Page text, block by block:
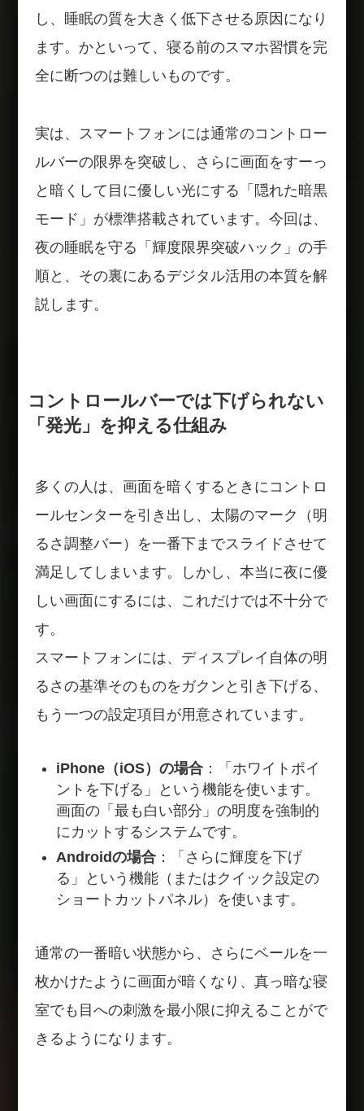
し、睡眠の質を大きく低下させる原因になり
ます。かといって、寝る前のスマホ習慣を完
全に断つのは難しいものです。
実は、スマートフォンには通常のコントロー
ルバーの限界を突破し、さらに画面をすーっ
と暗くして目に優しい光にする「隠れた暗黒
モード」が標準搭載されています。今回は、
夜の睡眠を守る「輝度限界突破ハック」の手
順と、その裏にあるデジタル活用の本質を解
説します。
コントロールバーでは下げられない
「発光」を抑える仕組み
多くの人は、画面を暗くするときにコントロ
ールセンターを引き出し、太陽のマーク（明
るさ調整バー）を一番下までスライドさせて
満足してしまいます。しかし、本当に夜に優
しい画面にするには、これだけでは不十分で
す。
スマートフォンには、ディスプレイ自体の明
るさの基準そのものをガクンと引き下げる、
もう一つの設定項目が用意されています。
iPhone（iOS）の場合 ：「ホワイトポイ
ントを下げる」という機能を使います。
画面の「最も白い部分」の明度を強制的
にカットするシステムです。
Androidの場合 ：「さらに輝度を下げ
る」という機能（またはクイック設定の
ショートカットパネル）を使います。
通常の一番暗い状態から、さらにベールを一
枚かけたように画面が暗くなり、真っ暗な寝
室でも目への刺激を最小限に抑えることがで
きるようになります。